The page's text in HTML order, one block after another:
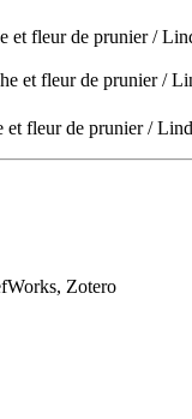
et fleur de prunier /
et fleur de prunier /
fleur de prunier /
Zotero